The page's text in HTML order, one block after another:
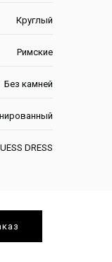
Круглый
Римские
Без камней
DRESS